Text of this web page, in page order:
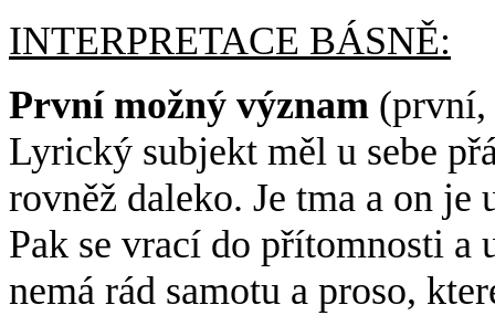
INTERPRETACE BÁSNĚ:
První možný význam (první,
Lyrický subjekt měl u sebe
rovněž daleko. Je tma a on je
Pak se vrací do přítomnosti a
nemá rád samotu a proso,